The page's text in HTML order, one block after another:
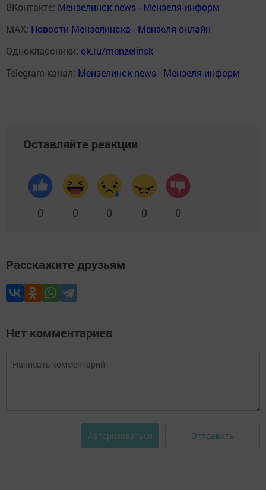
ВКонтакте: Мензелинск news - Мензеля-информ
MAX: Новости Мензелинска - Мензеля онлайн
Одноклассники: ok.ru/menzelinsk
Telegram-канал: Мензелинск news - Мензеля-информ
Оставляйте реакции
0 0 0 0 0
Расскажите друзьям
Нет комментариев
Авторизоваться Отправить